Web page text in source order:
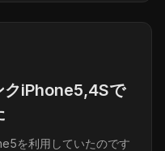
クiPhone5,4Sで
を利用していたのです